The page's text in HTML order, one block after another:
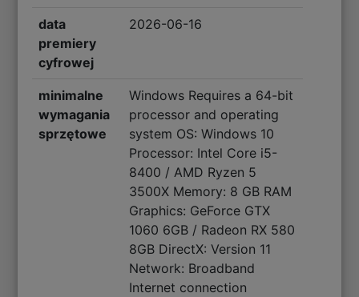
data
premiery
cyfrowej
2026-06-16
minimalne
wymagania
sprzętowe
Windows Requires a 64-bit
processor and operating
system OS: Windows 10
Processor: Intel Core i5-
8400 / AMD Ryzen 5
3500X Memory: 8 GB RAM
Graphics: GeForce GTX
1060 6GB / Radeon RX 580
8GB DirectX: Version 11
Network: Broadband
Internet connection